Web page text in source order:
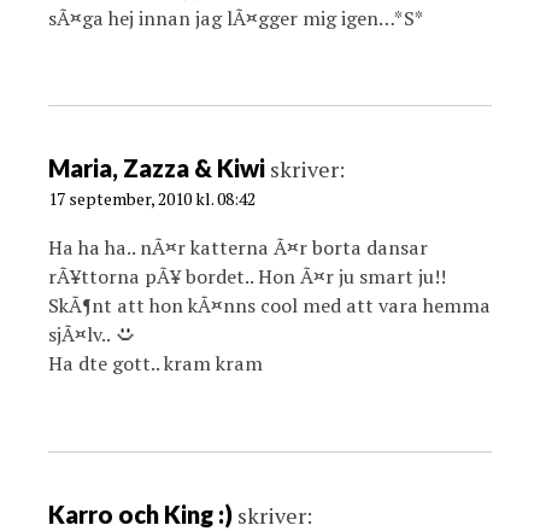
sÃ¤ga hej innan jag lÃ¤gger mig igen…*S*
Maria, Zazza & Kiwi skriver:
17 september, 2010 kl. 08:42
Ha ha ha.. nÃ¤r katterna Ã¤r borta dansar
rÃ¥ttorna pÃ¥ bordet.. Hon Ã¤r ju smart ju!!
SkÃ¶nt att hon kÃ¤nns cool med att vara hemma
sjÃ¤lv..
Ha dte gott.. kram kram
Karro och King :) skriver: